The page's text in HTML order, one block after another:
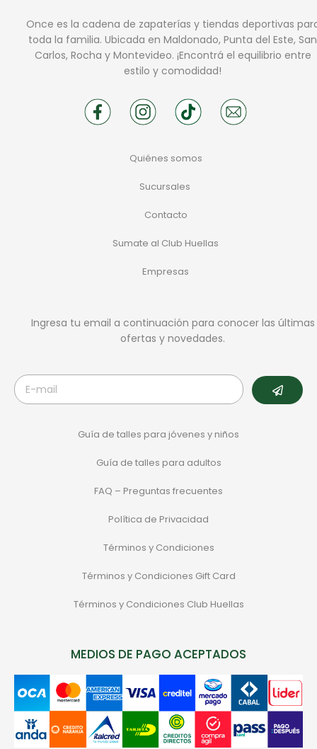
Once es la cadena de zapaterías y tiendas deportivas
toda la familia. Ubicada en Maldonado, Punta del Este, San
Carlos, Rocha y Montevideo. ¡Encontrá el equilibrio entre
estilo y comodidad!
Quiénes somos
Sucursales
Contacto
Sumate al Club Huellas
Empresas
Ingresa tu email a continuación para conocer las últimas
ofertas y novedades.
Guía de talles para jóvenes y niños
Guía de talles para adultos
FAQ – Preguntas frecuentes
Política de Privacidad
Términos y Condiciones
Términos y Condiciones Gift Card
Términos y Condiciones Club Huellas
MEDIOS DE PAGO ACEPTADOS